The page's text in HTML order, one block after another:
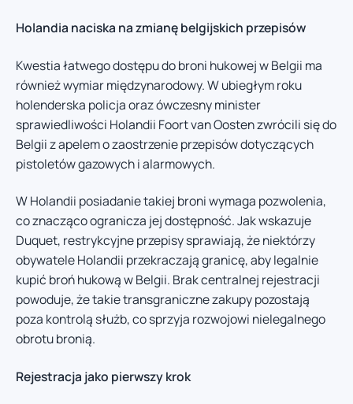
Holandia naciska na zmianę belgijskich przepisów
Kwestia łatwego dostępu do broni hukowej w Belgii ma
również wymiar międzynarodowy. W ubiegłym roku
holenderska policja oraz ówczesny minister
sprawiedliwości Holandii Foort van Oosten zwrócili się do
Belgii z apelem o zaostrzenie przepisów dotyczących
pistoletów gazowych i alarmowych.
W Holandii posiadanie takiej broni wymaga pozwolenia,
co znacząco ogranicza jej dostępność. Jak wskazuje
Duquet, restrykcyjne przepisy sprawiają, że niektórzy
obywatele Holandii przekraczają granicę, aby legalnie
kupić broń hukową w Belgii. Brak centralnej rejestracji
powoduje, że takie transgraniczne zakupy pozostają
poza kontrolą służb, co sprzyja rozwojowi nielegalnego
obrotu bronią.
Rejestracja jako pierwszy krok